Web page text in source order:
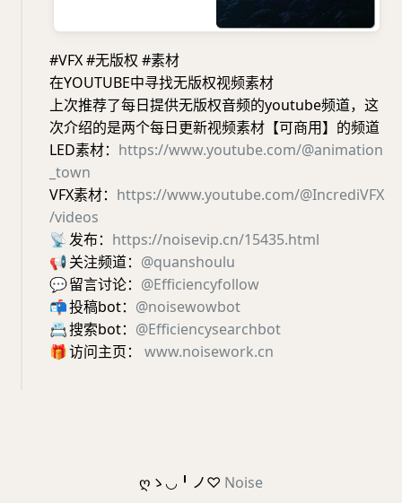
#VFX #无版权 #素材
在YOUTUBE中寻找无版权视频素材
上次推荐了每日提供无版权音频的youtube频道，这
次介绍的是两个每日更新视频素材【可商用】的频道
LED素材： https://www.youtube.com/@animation
_town
VFX素材： https://www.youtube.com/@IncrediVFX
/videos
📡发布： https://noisevip.cn/15435.html
📢关注频道： @quanshoulu
💬留言讨论： @Efficiencyfollow
📬投稿bot： @noisewowbot
📇搜索bot： @Efficiencysearchbot
🎁访问主页： www.noisework.cn
ღゝ◡╹ノ♡ Noise